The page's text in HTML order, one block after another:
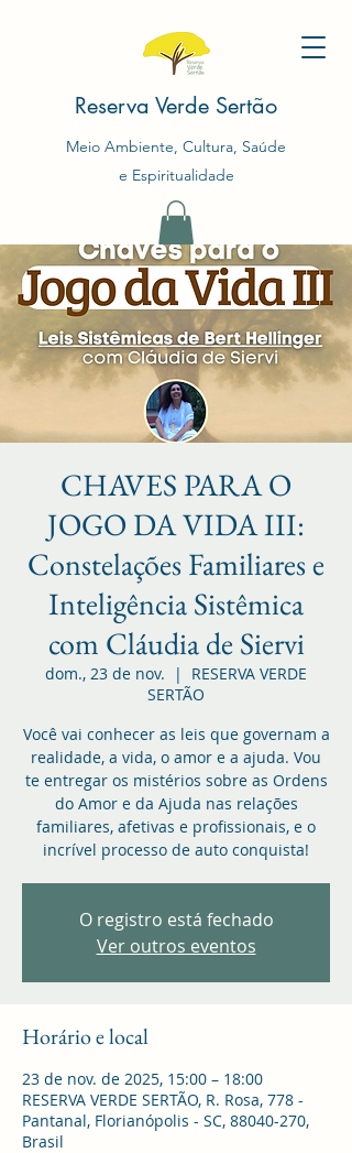
Reserva Verde Sertão
Meio Ambiente, Cultura, Saúde
e Espiritualidade
CHAVES PARA O
JOGO DA VIDA III:
Constelações Familiares e
Inteligência Sistêmica
com Cláudia de Siervi
dom., 23 de nov.
  |
RESERVA VERDE
SERTÃO
Você vai conhecer as leis que governam a
realidade, a vida, o amor e a ajuda. Vou
te entregar os mistérios sobre as Ordens
do Amor e da Ajuda nas relações
familiares, afetivas e profissionais, e o
incrível processo de auto conquista!
O registro está fechado
Ver outros eventos
Horário e local
23 de nov. de 2025, 15:00 – 18:00
RESERVA VERDE SERTÃO, R. Rosa, 778 -
Pantanal, Florianópolis - SC, 88040-270,
Brasil